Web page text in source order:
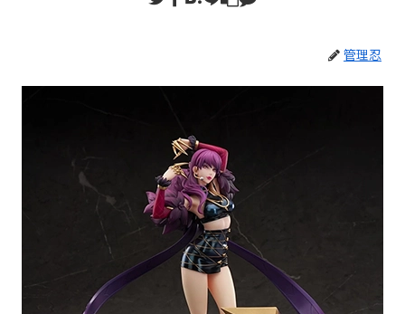
管理忍